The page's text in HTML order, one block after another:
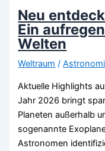
All
von
heute
Neu
Ein
Welten
Weltraum /
Aktuelle Highlights
Jahr 2026 bringt
Planeten außerhalb
sogenannte
Astronomen